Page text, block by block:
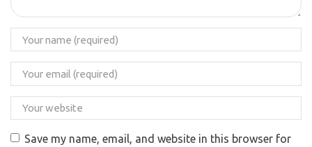
Save my name, email, and website in this browser for